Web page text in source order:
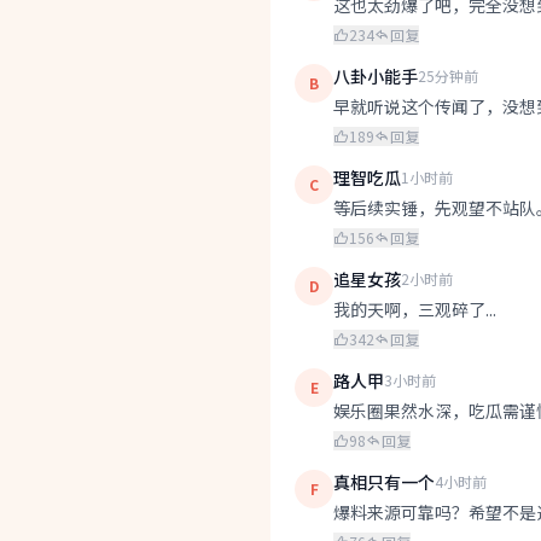
这也太劲爆了吧，完全没想
234 回复
B 八卦小能手25分钟前
早就听说这个传闻了，没想
189 回复
C 理智吃瓜1小时前
等后续实锤，先观望不站队。
156 回复
D 追星女孩2小时前
我的天啊，三观碎了...
342 回复
E 路人甲3小时前
娱乐圈果然水深，吃瓜需谨
98 回复
F 真相只有一个4小时前
爆料来源可靠吗？希望不是